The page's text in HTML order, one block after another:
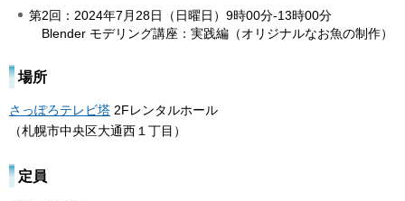
第2回：2024年7月28日（日曜日）9時00分-13時00分
Blender モデリング講座：実践編（オリジナルなお魚の制作）
場所
さっぽろテレビ塔 2Fレンタルホール
（札幌市中央区大通西１丁目）
定員